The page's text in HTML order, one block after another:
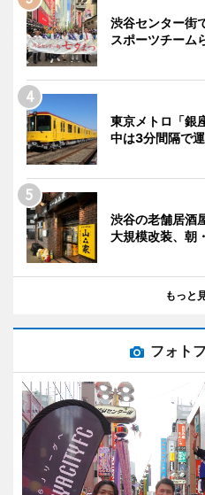
渋谷センター街
スポーツチーム
東京メトロ「銀
中は3分間隔で
渋谷の老舗居酒
大規模改装、朝
もっと
フォト